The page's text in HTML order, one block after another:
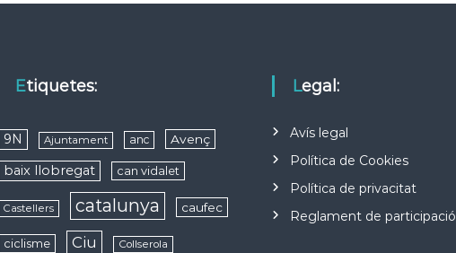
Etiquetes:
9N Ajuntament anc Avenç
baix llobregat can vidalet
Castellers catalunya caufec
ciclisme Ciu Collserola
Legal:
Avís legal
Política de Cookies
Política de privacitat
Reglament de participació